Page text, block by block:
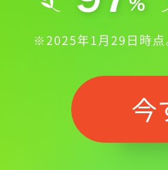
※2025年1月29日時点
今